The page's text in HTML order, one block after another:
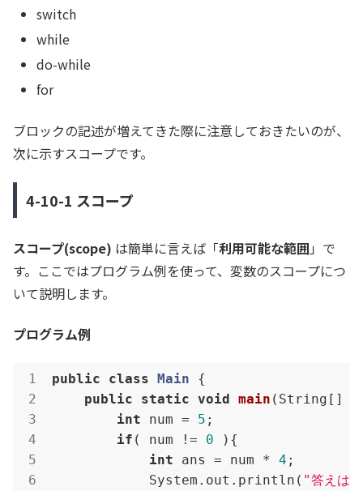
switch
while
do-while
for
ブロックの記述が増えてきた際に注意しておきたいのが、
次に示すスコープです。
4-10-1 スコープ
スコープ(scope) は簡単に言えば「利用可能な範囲 」で
す。ここではプログラム例を使って、変数のスコープにつ
いて説明します。
プログラム例
public class Main
{
public
static void main (String[]
int num = 5 ;
if ( num != 0 ){
int ans = num * 4 ;
            System.out.println(
"答えは"